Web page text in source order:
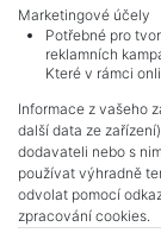
Marketingové účely
Potřebné pro
reklamních
Které v rámci
Informace z vašeho
další data ze
dodavateli nebo s
používat výhradně
odvolat pomocí
zpracování cookies.